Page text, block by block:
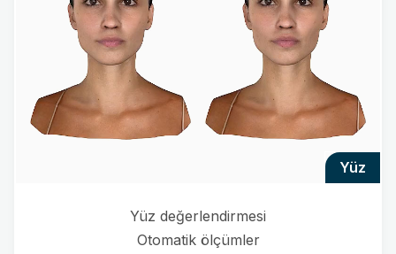
yüz
Yüz değerlendirmesi
Otomatik ölçümler